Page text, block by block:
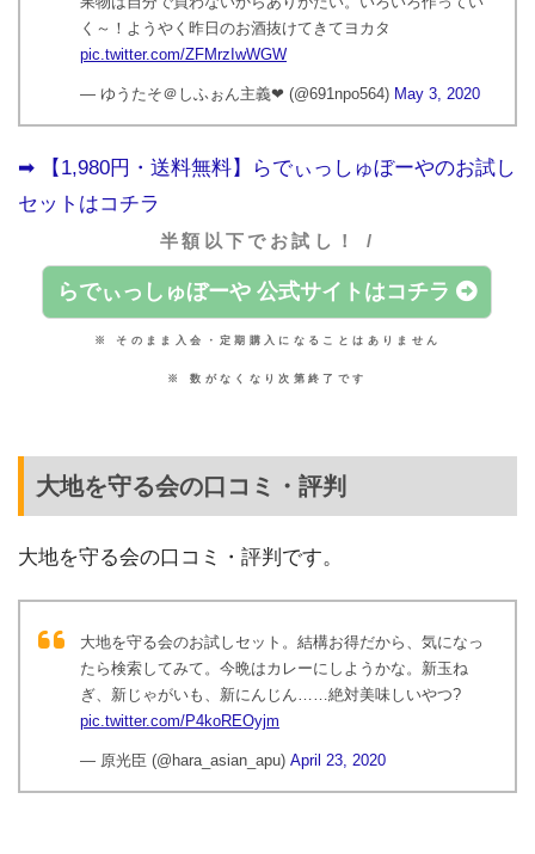
く～！ようやく昨日のお酒抜けてきてヨカタ
pic.twitter.com/ZFMrzIwWGW
— ゆうたそ＠しふぉん主義❤ (@691npo564) May 3, 2020
➡︎ 【1,980円・送料無料】らでぃっしゅぼーやのお試し
セットはコチラ
半額以下でお試し！ /
らでぃっしゅぼーや 公式サイトはコチラ
※ そのまま入会・定期購入になることはありません
※ 数がなくなり次第終了です
大地を守る会の口コミ・評判
大地を守る会の口コミ・評判です。
大地を守る会のお試しセット。結構お得だから、気になっ
たら検索してみて。今晩はカレーにしようかな。新玉ね
ぎ、新じゃがいも、新にんじん……絶対美味しいやつ?
pic.twitter.com/P4koREOyjm
— 原光臣 (@hara_asian_apu) April 23, 2020